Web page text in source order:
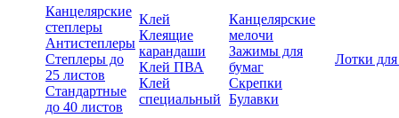
Канцелярские
степлеры
Антистеплеры
Степлеры до
25 листов
Стандартные
до 40 листов
Клей
Клеящие
карандаши
Клей ПВА
Клей
специальный
Канцелярские
мелочи
Зажимы для
бумаг
Скрепки
Булавки
Лотки